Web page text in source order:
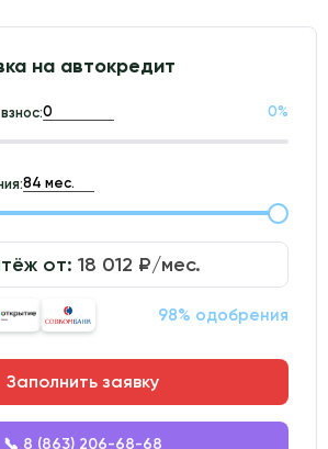
на автокредит
0%
от: 18 012 ₽/мес.
98% одобрения
Заполнить заявку
📞 8 (863) 206-68-68